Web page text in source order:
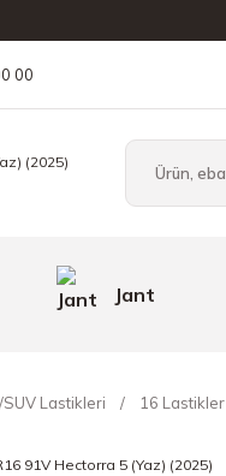
00
Jant
Lastikleri 16 Lastikler